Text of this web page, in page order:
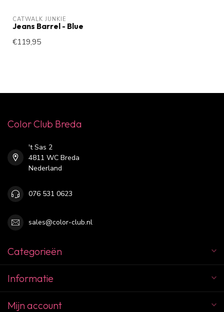
CATWALK JUNKIE
Jeans Barrel - Blue
€119,95
Color Club Breda
't Sas 2
4811 WC Breda
Nederland
076 531 0623
sales@color-club.nl
Categorieën
Informatie
Mijn account